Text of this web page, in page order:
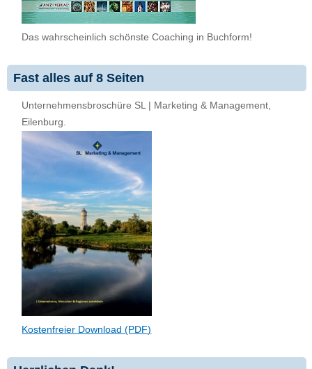
Das wahrscheinlich schönste Coaching in Buchform!
Fast alles auf 8 Seiten
Unternehmensbroschüre SL | Marketing & Management,
Eilenburg.
Kostenfreier Download (PDF)